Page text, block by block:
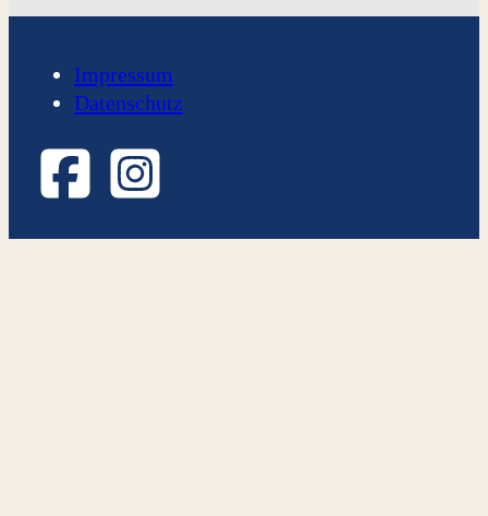
Impressum
Datenschutz